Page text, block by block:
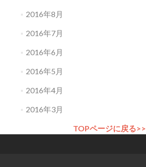
2016年8月
2016年7月
2016年6月
2016年5月
2016年4月
2016年3月
TOPページに戻る>>